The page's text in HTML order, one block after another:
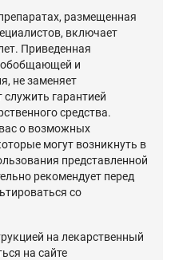
размещенная
включает
Приведенная
обобщающей и
не заменяет
гарантией
средства.
о возможных
могут возникнуть в
представленной
рекомендует перед
со
на лекарственный
на сайте